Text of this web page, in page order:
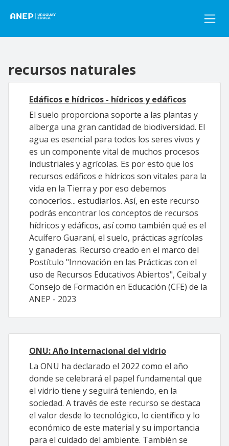
recursos naturales
Edáficos e hídricos - hídricos y edáficos
El suelo proporciona soporte a las plantas y
alberga una gran cantidad de biodiversidad. El
agua es esencial para todos los seres vivos y
es un componente vital de muchos procesos
industriales y agrícolas. Es por esto que los
recursos edáficos e hídricos son vitales para la
vida en la Tierra y por eso debemos
conocerlos... estudiarlos. Así, en este recurso
podrás encontrar los conceptos de recursos
hídricos y edáficos, así como también qué es el
Acuífero Guaraní, el suelo, prácticas agrícolas
y ganaderas. Recurso creado en el marco del
Postítulo "Innovación en las Prácticas con el
uso de Recursos Educativos Abiertos", Ceibal y
Consejo de Formación en Educación (CFE) de la
ANEP - 2023
ONU: Año Internacional del vidrio
La ONU ha declarado el 2022 como el año
donde se celebrará el papel fundamental que
el vidrio tiene y seguirá teniendo, en la
sociedad. A través de este recurso se destaca
el valor desde lo tecnológico, lo científico y lo
económico de este material y su importancia
para el cuidado del ambiente. También se